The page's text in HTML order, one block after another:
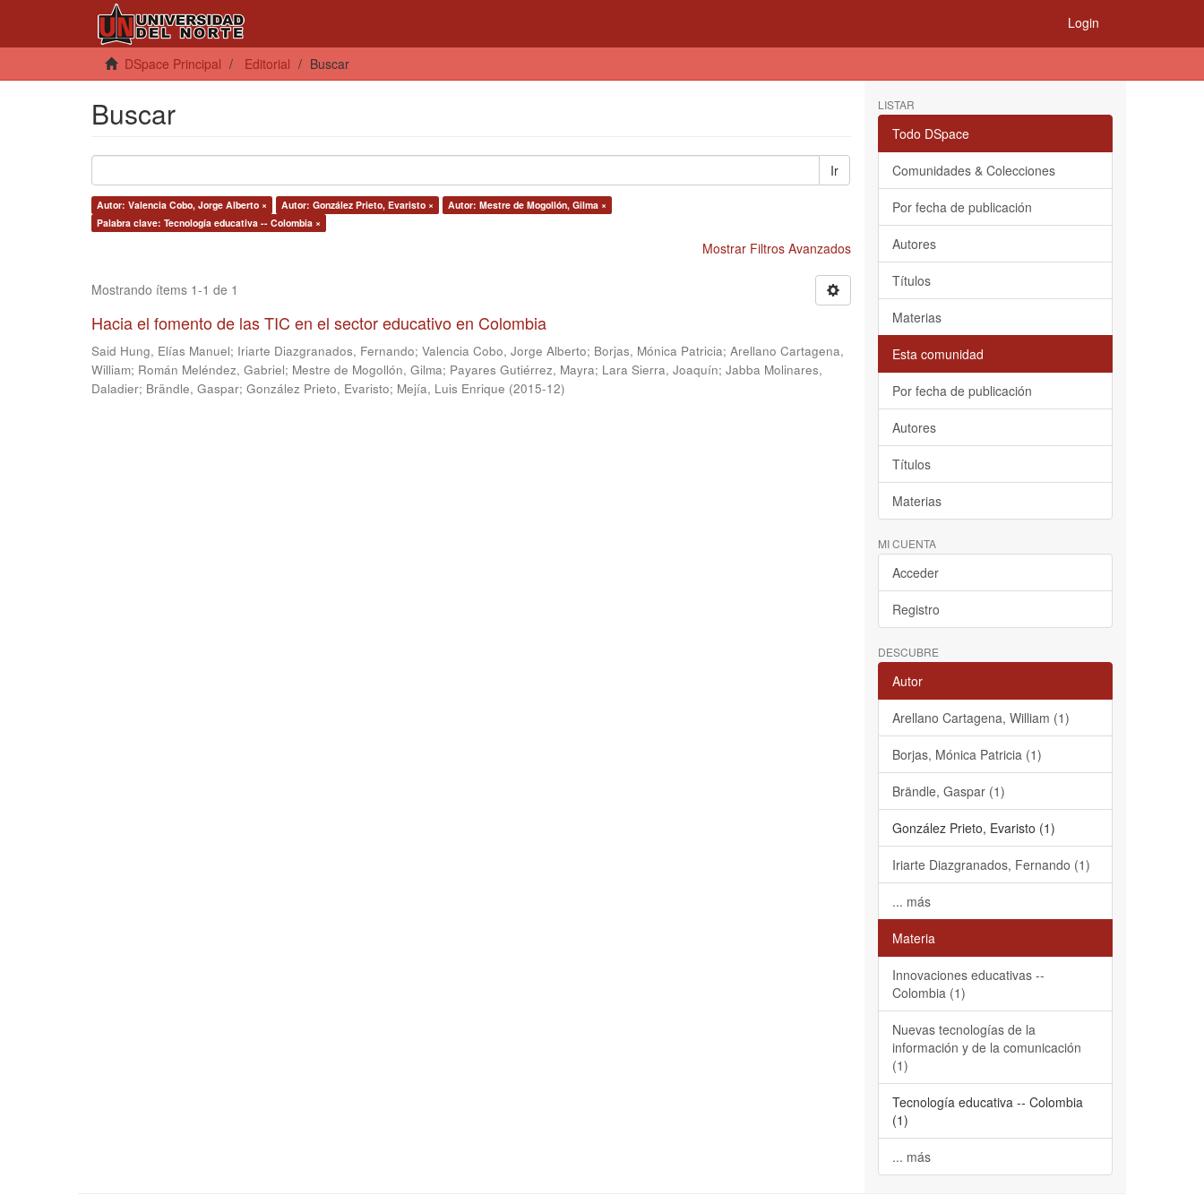
Login
DSpace Principal Editorial Buscar
Buscar
Ir
Autor: Valencia Cobo, Jorge Alberto × Autor: González Prieto, Evaristo ×
Autor: Mestre de Mogollón, Gilma ×
Palabra clave: Tecnología educativa -- Colombia ×
Mostrar Filtros Avanzados
Mostrando ítems 1-1 de 1
Hacia el fomento de las TIC en el sector educativo en Colombia
Said Hung, Elías Manuel; Iriarte Diazgranados, Fernando; Valencia Cobo, Jorge Alberto; Borjas, Mónica Patricia; Arellano Cartagena,
William; Román Meléndez, Gabriel; Mestre de Mogollón, Gilma; Payares Gutiérrez, Mayra; Lara Sierra, Joaquín; Jabba Molinares,
Daladier; Brändle, Gaspar; González Prieto, Evaristo; Mejía, Luis Enrique (2015-12)
LISTAR
Todo DSpace
Comunidades & Colecciones
Por fecha de publicación
Autores
Títulos
Materias
Esta comunidad
Por fecha de publicación
Autores
Títulos
Materias
MI CUENTA
Acceder
Registro
DESCUBRE
Autor
Arellano Cartagena, William (1)
Borjas, Mónica Patricia (1)
Brändle, Gaspar (1)
González Prieto, Evaristo (1)
Iriarte Diazgranados, Fernando (1)
... más
Materia
Innovaciones educativas --
Colombia (1)
Nuevas tecnologías de la
información y de la comunicación
(1)
Tecnología educativa -- Colombia
(1)
... más